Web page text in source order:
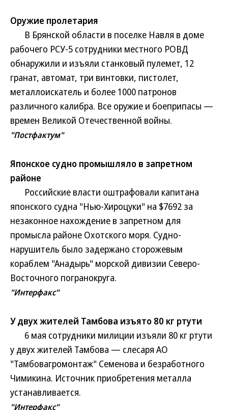
Оружие пролетария
В Брянской области в поселке Навля в доме
рабочего РСУ-5 сотрудники местного РОВД
обнаружили и изъяли станковый пулемет, 12
гранат, автомат, три винтовки, пистолет,
металлоискатель и более 1000 патронов
различного калибра. Все оружие и боеприпасы —
времен Великой Отечественной войны.
"Постфактум"
Японское судно промышляло в запретном
районе
Российские власти оштрафовали капитана
японского судна "Нью-Хироцуки" на $7692 за
незаконное нахождение в запретном для
промысла районе Охотского моря. Судно-
нарушитель было задержано сторожевым
кораблем "Анадырь" морской дивизии Северо-
Восточного погранокруга.
"Интерфакс"
У двух жителей Тамбова изъято 80 кг ртути
6 мая сотрудники милиции изъяли 80 кг ртути
у двух жителей Тамбова — слесаря АО
"Тамбовагромонтаж" Семенова и безработного
Чимикина. Источник приобретения металла
устанавливается.
"Интерфакс"